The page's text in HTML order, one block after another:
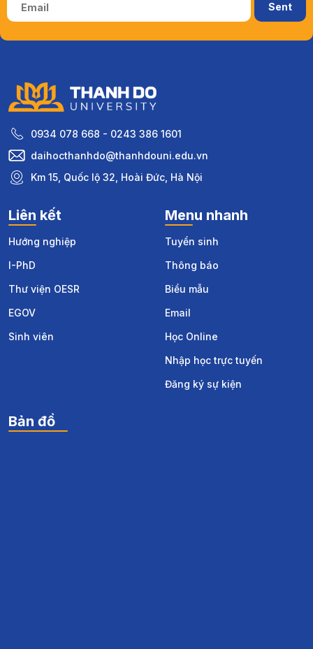
0934 078 668 - 0243 386 1601
daihocthanhdo@thanhdouni.edu.vn
Km 15, Quốc lộ 32, Hoài Đức, Hà Nội
Liên kết
Hướng nghiệp
I-PhD
Thư viện OESR
EGOV
Sinh viên
Menu nhanh
Tuyển sinh
Thông báo
Biểu mẫu
Email
Học Online
Nhập học trực tuyến
Đăng ký sự kiện
Bản đồ